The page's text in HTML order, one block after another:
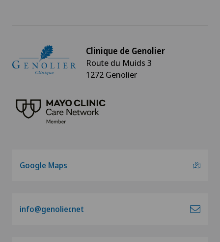
Clinique de Genolier
Route du Muids 3
1272 Genolier
Google Maps
info@genolier.net